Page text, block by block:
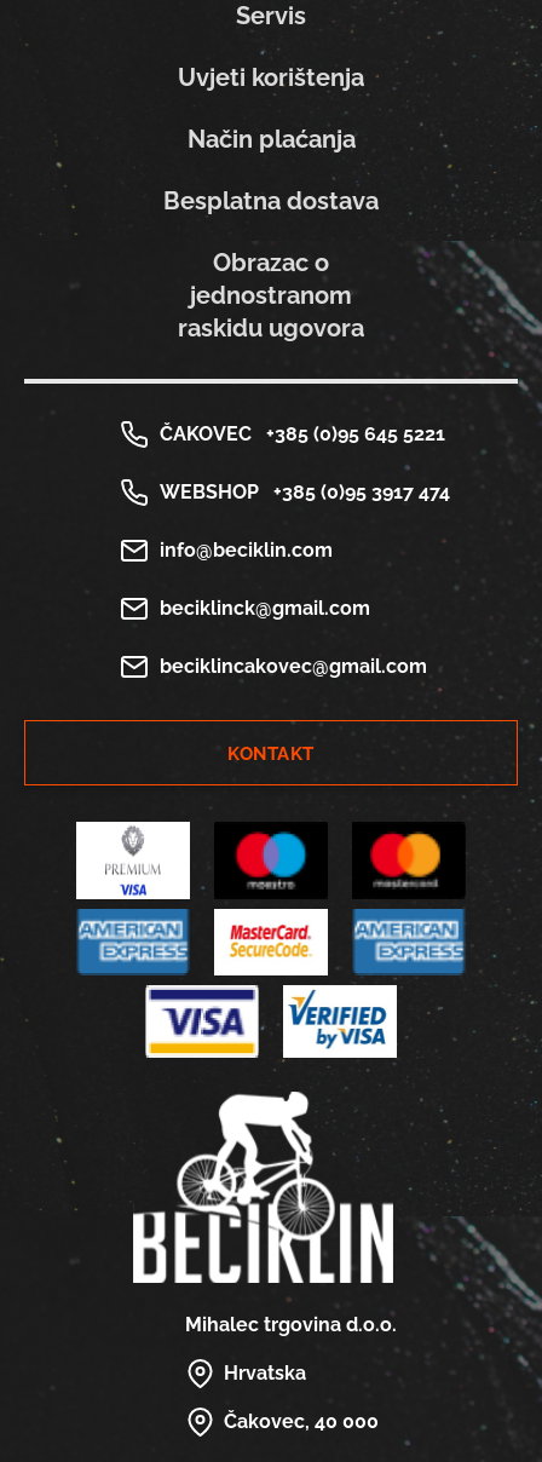
Mihalec trgovina d.o.o.
Hrvatska
Čakovec, 40 000
Servis
Uvjeti korištenja
Način plaćanja
Besplatna dostava
Obrazac o
jednostranom
raskidu ugovora
ČAKOVEC +385 (0)95 645 5221
WEBSHOP +385 (0)95 3917 474
info@beciklin.com
beciklinck@gmail.com
beciklincakovec@gmail.com
KONTAKT